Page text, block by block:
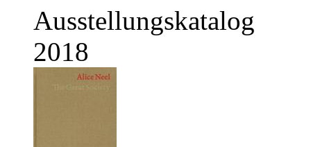
Ausstellungskatalog
2018